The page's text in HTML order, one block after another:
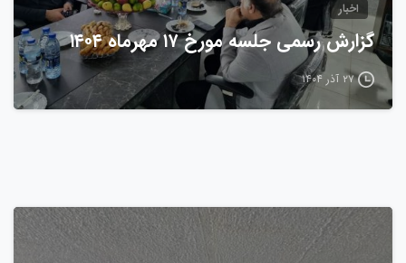
اخبار
گزارش رسمی جلسه مورخ ۱۷ مهرماه ۱۴۰۴
۲۷ آذر ۱۴۰۴
0